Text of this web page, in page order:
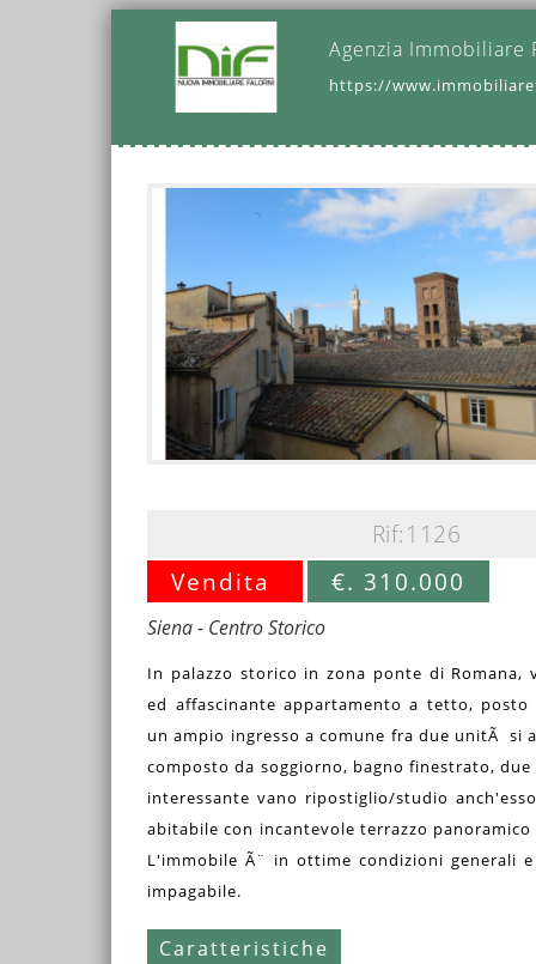
Agenzia Immobiliare
https://
Rif:1126
Vendita
€. 310.000
Siena - Centro Storico
In palazzo storico in zona ponte di Romana,
ed affascinante appartamento a tetto,
un ampio ingresso a comune fra due unitÃ si
composto da soggiorno, bagno finestrato,
interessante vano ripostiglio/studio
abitabile con incantevole terrazzo
L'immobile Ã¨ in ottime condizioni generali
impagabile.
Caratteristiche